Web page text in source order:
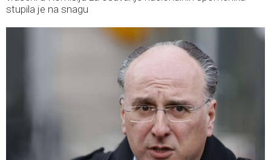
stupila je na snagu